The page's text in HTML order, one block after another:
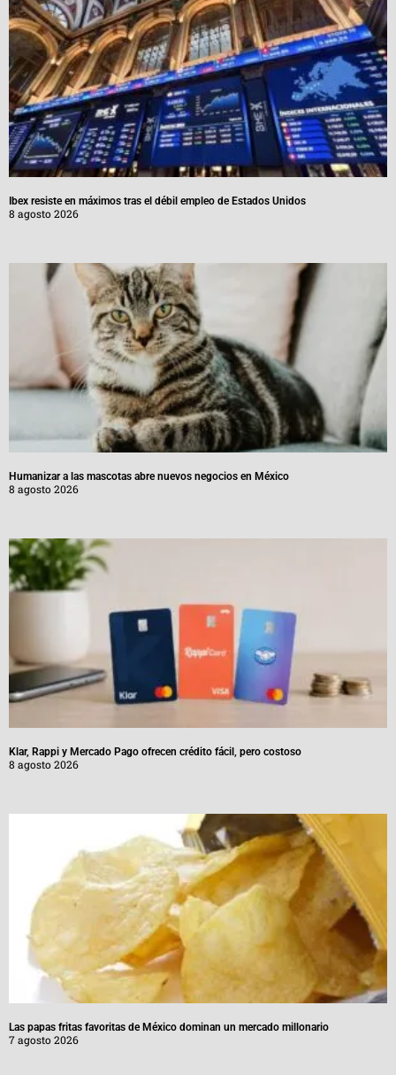
Ibex resiste en máximos tras el débil empleo de Estados Unidos
8 agosto 2026
Humanizar a las mascotas abre nuevos negocios en México
8 agosto 2026
Klar, Rappi y Mercado Pago ofrecen crédito fácil, pero costoso
8 agosto 2026
Las papas fritas favoritas de México dominan un mercado millonario
7 agosto 2026